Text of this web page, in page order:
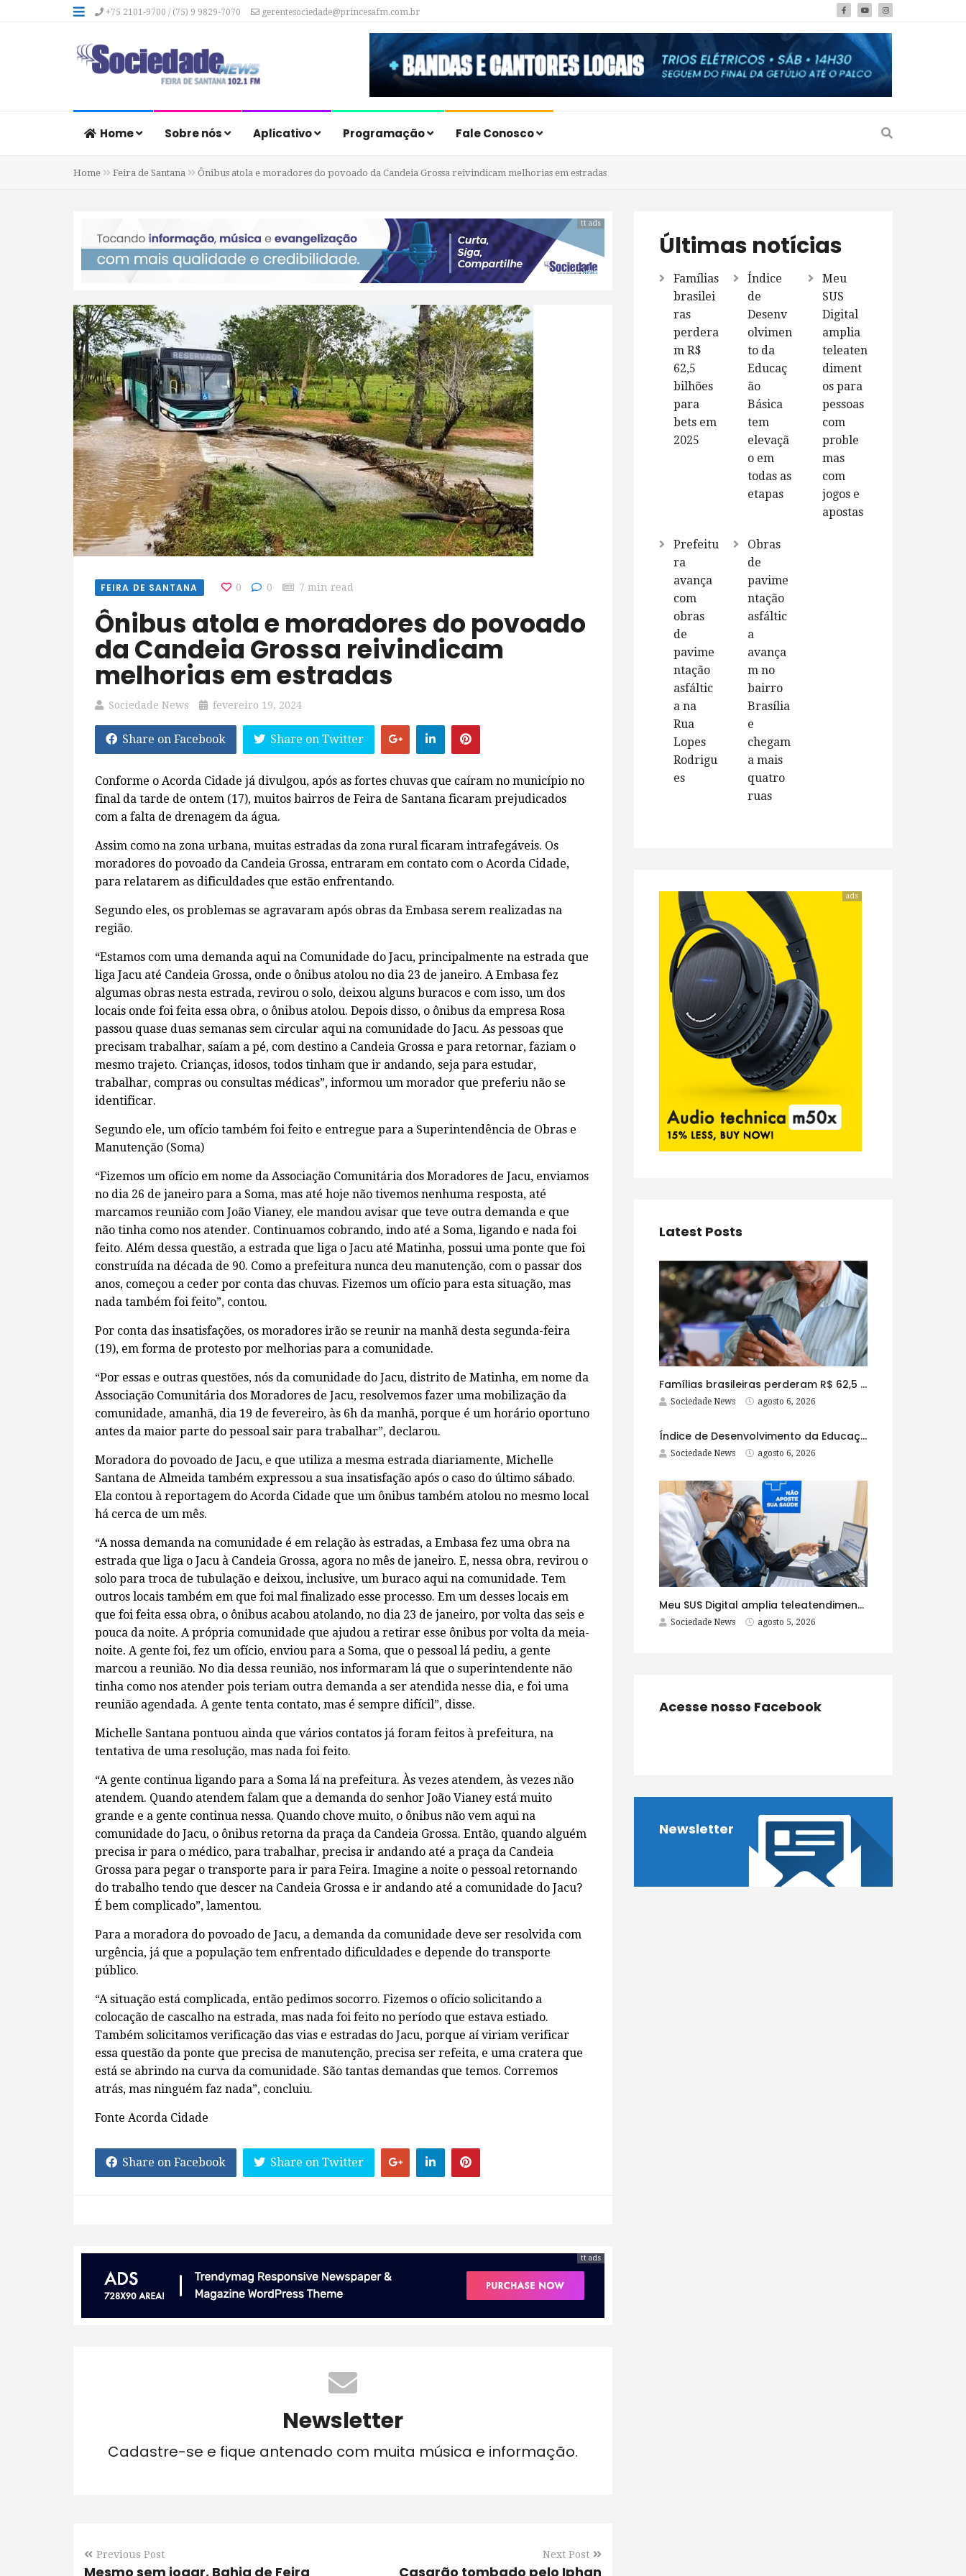
+75 2101-9700 / (75) 9 9829-7070 gerentesociedade@princesafm.com.br
Home Sobre nós Aplicativo Programação Fale Conosco
Home Feira de Santana Ônibus atola e moradores do povoado da Candeia Grossa reivindicam melhorias em estradas
tt ads
FEIRA DE SANTANA 0 0 7 min read
Ônibus atola e moradores do povoado
da Candeia Grossa reivindicam
melhorias em estradas
Sociedade News fevereiro 19, 2024
Share on Facebook Share on Twitter
Conforme o Acorda Cidade já divulgou, após as fortes chuvas que caíram no município no
final da tarde de ontem (17), muitos bairros de Feira de Santana ficaram prejudicados
com a falta de drenagem da água.
Assim como na zona urbana, muitas estradas da zona rural ficaram intrafegáveis. Os
moradores do povoado da Candeia Grossa, entraram em contato com o Acorda Cidade,
para relatarem as dificuldades que estão enfrentando.
Segundo eles, os problemas se agravaram após obras da Embasa serem realizadas na
região.
“Estamos com uma demanda aqui na Comunidade do Jacu, principalmente na estrada que
liga Jacu até Candeia Grossa, onde o ônibus atolou no dia 23 de janeiro. A Embasa fez
algumas obras nesta estrada, revirou o solo, deixou alguns buracos e com isso, um dos
locais onde foi feita essa obra, o ônibus atolou. Depois disso, o ônibus da empresa Rosa
passou quase duas semanas sem circular aqui na comunidade do Jacu. As pessoas que
precisam trabalhar, saíam a pé, com destino a Candeia Grossa e para retornar, faziam o
mesmo trajeto. Crianças, idosos, todos tinham que ir andando, seja para estudar,
trabalhar, compras ou consultas médicas”, informou um morador que preferiu não se
identificar.
Segundo ele, um ofício também foi feito e entregue para a Superintendência de Obras e
Manutenção (Soma)
“Fizemos um ofício em nome da Associação Comunitária dos Moradores de Jacu, enviamos
no dia 26 de janeiro para a Soma, mas até hoje não tivemos nenhuma resposta, até
marcamos reunião com João Vianey, ele mandou avisar que teve outra demanda e que
não tinha como nos atender. Continuamos cobrando, indo até a Soma, ligando e nada foi
feito. Além dessa questão, a estrada que liga o Jacu até Matinha, possui uma ponte que foi
construída na década de 90. Como a prefeitura nunca deu manutenção, com o passar dos
anos, começou a ceder por conta das chuvas. Fizemos um ofício para esta situação, mas
nada também foi feito”, contou.
Por conta das insatisfações, os moradores irão se reunir na manhã desta segunda-feira
(19), em forma de protesto por melhorias para a comunidade.
“Por essas e outras questões, nós da comunidade do Jacu, distrito de Matinha, em nome da
Associação Comunitária dos Moradores de Jacu, resolvemos fazer uma mobilização da
comunidade, amanhã, dia 19 de fevereiro, às 6h da manhã, porque é um horário oportuno
antes da maior parte do pessoal sair para trabalhar”, declarou.
Moradora do povoado de Jacu, e que utiliza a mesma estrada diariamente, Michelle
Santana de Almeida também expressou a sua insatisfação após o caso do último sábado.
Ela contou à reportagem do Acorda Cidade que um ônibus também atolou no mesmo local
há cerca de um mês.
“A nossa demanda na comunidade é em relação às estradas, a Embasa fez uma obra na
estrada que liga o Jacu à Candeia Grossa, agora no mês de janeiro. E, nessa obra, revirou o
solo para troca de tubulação e deixou, inclusive, um buraco aqui na comunidade. Tem
outros locais também em que foi mal finalizado esse processo. Em um desses locais em
que foi feita essa obra, o ônibus acabou atolando, no dia 23 de janeiro, por volta das seis e
pouca da noite. A própria comunidade que ajudou a retirar esse ônibus por volta da meia-
noite. A gente foi, fez um ofício, enviou para a Soma, que o pessoal lá pediu, a gente
marcou a reunião. No dia dessa reunião, nos informaram lá que o superintendente não
tinha como nos atender pois teriam outra demanda a ser atendida nesse dia, e foi uma
reunião agendada. A gente tenta contato, mas é sempre difícil”, disse.
Michelle Santana pontuou ainda que vários contatos já foram feitos à prefeitura, na
tentativa de uma resolução, mas nada foi feito.
“A gente continua ligando para a Soma lá na prefeitura. Às vezes atendem, às vezes não
atendem. Quando atendem falam que a demanda do senhor João Vianey está muito
grande e a gente continua nessa. Quando chove muito, o ônibus não vem aqui na
comunidade do Jacu, o ônibus retorna da praça da Candeia Grossa. Então, quando alguém
precisa ir para o médico, para trabalhar, precisa ir andando até a praça da Candeia
Grossa para pegar o transporte para ir para Feira. Imagine a noite o pessoal retornando
do trabalho tendo que descer na Candeia Grossa e ir andando até a comunidade do Jacu?
É bem complicado”, lamentou.
Para a moradora do povoado de Jacu, a demanda da comunidade deve ser resolvida com
urgência, já que a população tem enfrentado dificuldades e depende do transporte
público.
“A situação está complicada, então pedimos socorro. Fizemos o ofício solicitando a
colocação de cascalho na estrada, mas nada foi feito no período que estava estiado.
Também solicitamos verificação das vias e estradas do Jacu, porque aí viriam verificar
essa questão da ponte que precisa de manutenção, precisa ser refeita, e uma cratera que
está se abrindo na curva da comunidade. São tantas demandas que temos. Corremos
atrás, mas ninguém faz nada”, concluiu.
Fonte Acorda Cidade
Share on Facebook Share on Twitter
tt ads
Newsletter
Cadastre-se e fique antenado com muita música e informação.
Previous Post
Mesmo sem jogar, Bahia de Feira
Next Post
Casarão tombado pelo Iphan
Últimas notícias
Famílias
brasilei
ras
perdera
m R$
62,5
bilhões
para
bets em
2025
Índice
de
Desenv
olvimen
to da
Educaç
ão
Básica
tem
elevaçã
o em
todas as
etapas
Meu
SUS
Digital
amplia
teleaten
diment
os para
pessoas
com
proble
mas
com
jogos e
apostas
Prefeitu
ra
avança
com
obras
de
pavime
ntação
asfáltic
a na
Rua
Lopes
Rodrigu
es
Obras
de
pavime
ntação
asfáltic
a
avança
m no
bairro
Brasília
e
chegam
a mais
quatro
ruas
ads
Latest Posts
Famílias brasileiras perderam R$ 62,5 bilhões para bets em 2025
Sociedade News agosto 6, 2026
Índice de Desenvolvimento da Educação Básica tem elevação em todas as etapas
Sociedade News agosto 6, 2026
Meu SUS Digital amplia teleatendimentos para pessoas com problemas com jogos e apostas
Sociedade News agosto 5, 2026
Acesse nosso Facebook
Newsletter